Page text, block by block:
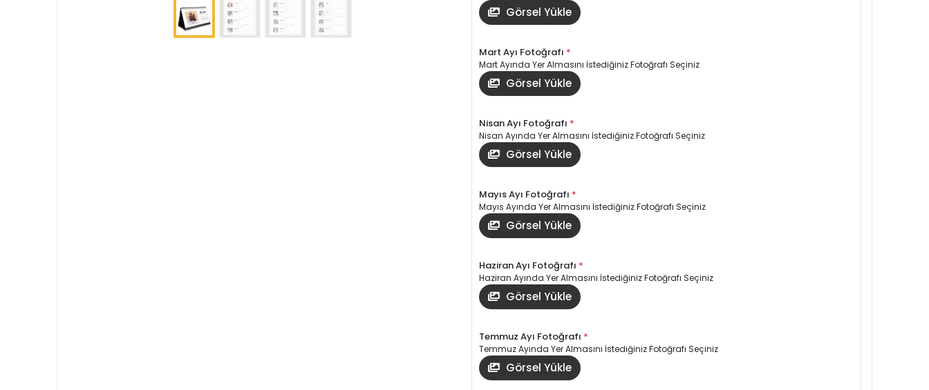
Görsel Yükle
Mart Ayı Fotoğrafı *
Mart Ayında Yer Almasını İstediğiniz Fotoğrafı Seçiniz
Görsel Yükle
Nisan Ayı Fotoğrafı *
Nisan Ayında Yer Almasını İstediğiniz Fotoğrafı Seçiniz
Görsel Yükle
Mayıs Ayı Fotoğrafı *
Mayıs Ayında Yer Almasını İstediğiniz Fotoğrafı Seçiniz
Görsel Yükle
Haziran Ayı Fotoğrafı *
Haziran Ayında Yer Almasını İstediğiniz Fotoğrafı Seçiniz
Görsel Yükle
Temmuz Ayı Fotoğrafı *
Temmuz Ayında Yer Almasını İstediğiniz Fotoğrafı Seçiniz
Görsel Yükle